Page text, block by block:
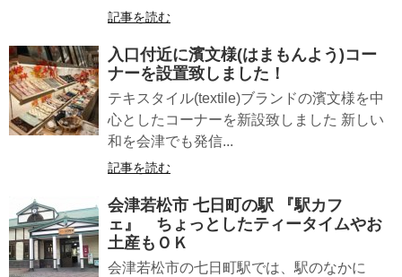
記事を読む
入口付近に濱文様(はまもんよう)コー
ナーを設置致しました！
テキスタイル(textile)ブランドの濱文様を中
心としたコーナーを新設致しました 新しい
和を会津でも発信...
記事を読む
会津若松市 七日町の駅 『駅カフ
ェ』 ちょっとしたティータイムやお
土産もＯＫ
会津若松市の七日町駅では、駅のなかに